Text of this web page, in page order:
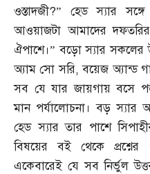
ওস্তাদজী?” হেড স্যার
আওয়াজটা আমাদের
ঐপাশে।” বড়ো স্যার সকলের
অ্যাম সো সরি,বয়েজ অ্যান্ড
সব যে যার জায়গায় বসে
মান পর্যালোচনা। বড় স্যার
হেড স্যার তার পাশে
বিষয়ের বই থেকে প্রশ্নের
একেবারেই যে সব নির্ভুল